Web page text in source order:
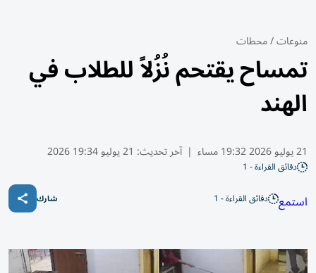
منوعات/محطات
تمساح يقتحم نُزُلاً للطلاب في
الهند
21 يوليو 2026 19:32 مساء | آخر تحديث: 21 يوليو 19:34 2026
دقائق القراءة - 1
استمع دقائق القراءة - 1 شارك